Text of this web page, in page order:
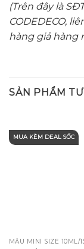
(Trên đây là
CODEDECO,
hàng giả hàng
SẢN PHẨM
MUA KÈM DEAL SỐC
MẪU MINI SIZE 10ML/